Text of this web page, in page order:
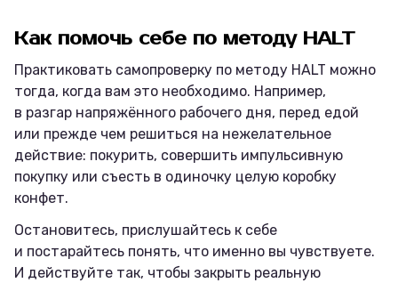
Как помочь себе по методу HALT
Практиковать самопроверку по методу HALT можно
тогда, когда вам это необходимо. Например,
в разгар напряжённого рабочего дня, перед едой
или прежде чем решиться на нежелательное
действие: покурить, совершить импульсивную
покупку или съесть в одиночку целую коробку
конфет.
Остановитесь, прислушайтесь к себе
и постарайтесь понять, что именно вы чувствуете.
И действуйте так, чтобы закрыть реальную